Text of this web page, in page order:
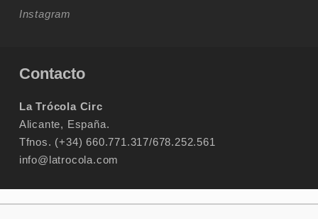
Instagram
Contacto
La Trócola Circ
Alicante, España.
Tfnos. (+34) 660.771.317/678.252.561
info@latrocola.com